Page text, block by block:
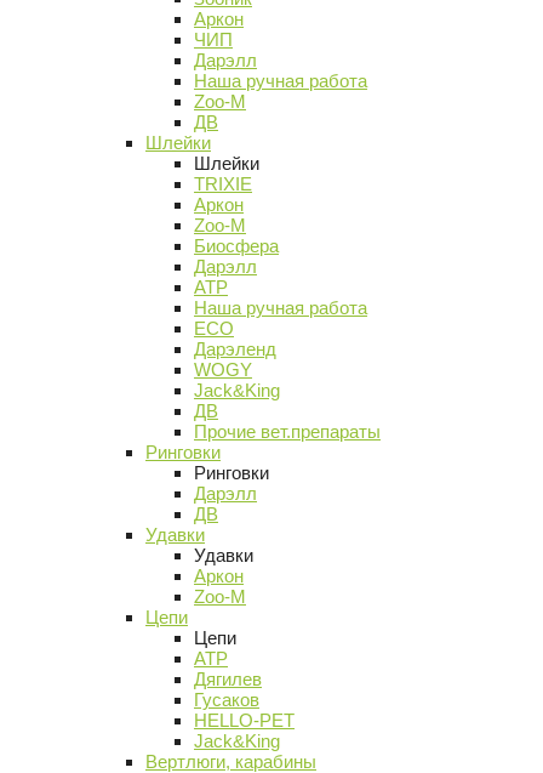
Аркон
ЧИП
Дарэлл
Наша ручная работа
Zoo-M
ДВ
Шлейки
Шлейки
TRIXIE
Аркон
Zoo-M
Биосфера
Дарэлл
АТР
Наша ручная работа
ECO
Дарэленд
WOGY
Jack&King
ДВ
Прочие вет.препараты
Ринговки
Ринговки
Дарэлл
ДВ
Удавки
Удавки
Аркон
Zoo-M
Цепи
Цепи
АТР
Дягилев
Гусаков
HELLO-PET
Jack&King
Вертлюги, карабины